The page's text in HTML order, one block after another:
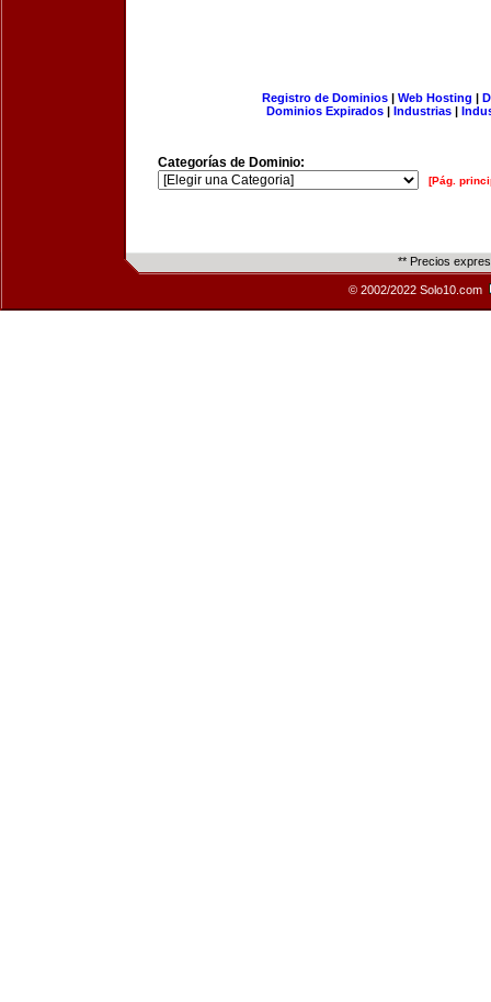
Registro de Dominios| Web Hosting |
Dominios Expirados | Industrias |
Categorías de Dominio:
[Pág.
** Precios
© 2002/2022 Solo10.com